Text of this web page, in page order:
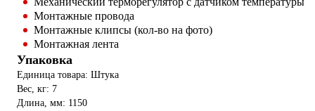
Монтажные провода
Монтажные клипсы (кол-во на фото)
Монтажная лента
Упаковка
Единица товара: Штука
Вес, кг: 7
Длина, мм: 1150